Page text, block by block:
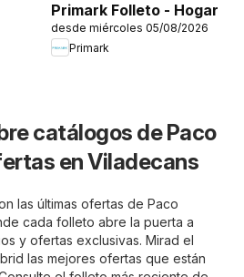
Primark Folleto - Hogar
desde miércoles 05/08/2026
Primark
catálogos de Paco
en Viladecans
las últimas ofertas de Paco
cada folleto abre la puerta a
y ofertas exclusivas. Mirad el
las mejores ofertas que están